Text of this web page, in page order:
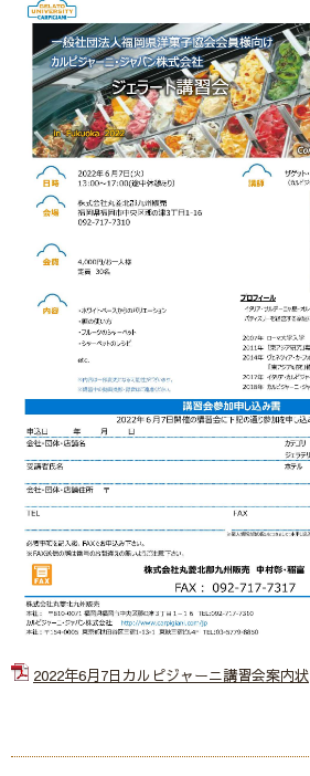
2022年6月7日カルピジャーニ講習会案内状